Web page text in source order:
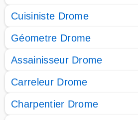
Cuisiniste Drome
Géometre Drome
Assainisseur Drome
Carreleur Drome
Charpentier Drome